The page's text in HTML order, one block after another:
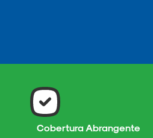
Cobertura Abrangente